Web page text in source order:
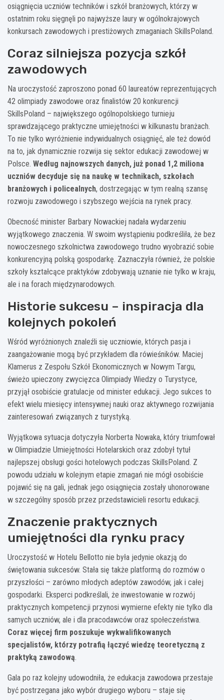
osiągnięcia uczniów techników i szkół branżowych, którzy w
ostatnim roku sięgnęli po najwyższe laury w ogólnokrajowych
konkursach zawodowych i prestiżowych zmaganiach SkillsPoland.
Coraz silniejsza pozycja szkół
zawodowych
Na uroczystość zaproszono ponad 60 laureatów reprezentujących
42 olimpiady zawodowe oraz finalistów 20 konkurencji
SkillsPoland – największego ogólnopolskiego turnieju
sprawdzającego praktyczne umiejętności w kilkunastu branżach.
To nie tylko wyróżnienie indywidualnych osiągnięć, ale też dowód
na to, jak dynamicznie rozwija się sektor edukacji zawodowej w
Polsce. Według najnowszych danych, już ponad 1,2 miliona
uczniów decyduje się na naukę w technikach, szkołach
branżowych i policealnych, dostrzegając w tym realną szansę
rozwoju zawodowego i szybszego wejścia na rynek pracy.
Obecność minister Barbary Nowackiej nadała wydarzeniu
wyjątkowego znaczenia. W swoim wystąpieniu podkreśliła, że bez
nowoczesnego szkolnictwa zawodowego trudno wyobrazić sobie
konkurencyjną polską gospodarkę. Zaznaczyła również, że polskie
szkoły kształcące praktyków zdobywają uznanie nie tylko w kraju,
ale i na forach międzynarodowych.
Historie sukcesu – inspiracja dla
kolejnych pokoleń
Wśród wyróżnionych znaleźli się uczniowie, których pasja i
zaangażowanie mogą być przykładem dla rówieśników. Maciej
Klamerus z Zespołu Szkół Ekonomicznych w Nowym Targu,
świeżo upieczony zwycięzca Olimpiady Wiedzy o Turystyce,
przyjął osobiście gratulacje od minister edukacji. Jego sukces to
efekt wielu miesięcy intensywnej nauki oraz aktywnego rozwijania
zainteresowań związanych z turystyką.
Wyjątkowa sytuacja dotyczyła Norberta Nowaka, który triumfował
w Olimpiadzie Umiejętności Hotelarskich oraz zdobył tytuł
najlepszej obsługi gości hotelowych podczas SkillsPoland. Z
powodu udziału w kolejnym etapie zmagań nie mógł osobiście
pojawić się na gali, jednak jego osiągnięcia zostały uhonorowane
w szczególny sposób przez przedstawicieli resortu edukacji.
Znaczenie praktycznych
umiejętności dla rynku pracy
Uroczystość w Hotelu Bellotto nie była jedynie okazją do
świętowania sukcesów. Stała się także platformą do rozmów o
przyszłości – zarówno młodych adeptów zawodów, jak i całej
gospodarki. Eksperci podkreślali, że inwestowanie w rozwój
praktycznych kompetencji przynosi wymierne efekty nie tylko dla
samych uczniów, ale i dla pracodawców oraz społeczeństwa.
Coraz więcej firm poszukuje wykwalifikowanych
specjalistów, którzy potrafią łączyć wiedzę teoretyczną z
praktyką zawodową.
Gala po raz kolejny udowodniła, że edukacja zawodowa przestaje
być postrzegana jako wybór drugiego wyboru – staje się